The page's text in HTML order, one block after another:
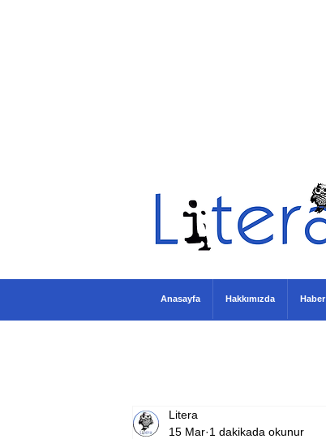
Litera
15 Mar 1 dakikada okunur
Anasayfa Hakkımızda Haber